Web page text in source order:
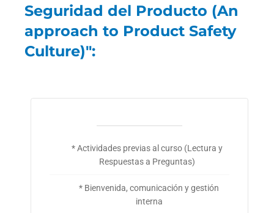
Seguridad del Producto (An
approach to Product Safety
Culture)":
* Actividades previas al curso (Lectura y
Respuestas a Preguntas)
* Bienvenida, comunicación y gestión
interna